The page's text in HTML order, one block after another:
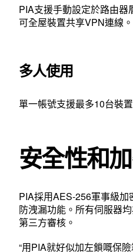
PIA支援手動設定於路由器
可全屋裝置共享VPN連線。
多人使用
單一帳號支援最多10台裝
安全性和
PIA採用AES-256軍事級
防洩漏功能。所有伺服器
第三方審核。
“用PIA就好似加左鎖嘅保